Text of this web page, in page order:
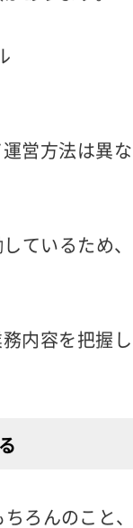
複数の業務
あります。
営方法は異
ているため
内容を把握